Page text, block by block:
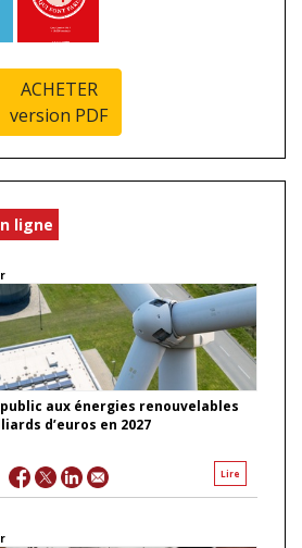
ACHETER
version PDF
ligne
aux énergies renouvelables
d’euros en 2027
Lire